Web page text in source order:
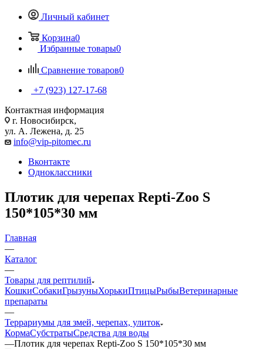
Личный кабинет
Корзина0
Избранные товары0
Сравнение товаров0
+7 (923) 127-17-68
Контактная информация
г. Новосибирск,
ул. А. Лежена, д. 25
info@vip-pitomec.ru
Вконтакте
Одноклассники
Плотик для черепах Repti-Zoo S
150*105*30 мм
Главная
—
Каталог
—
Товары для рептилий
КошкиСобакиГрызуныХорькиПтицыРыбыВетеринарные
препараты
—
Террариумы для змей, черепах, улиток
КормаСубстратыСредства для воды
—Плотик для черепах Repti-Zoo S 150*105*30 мм